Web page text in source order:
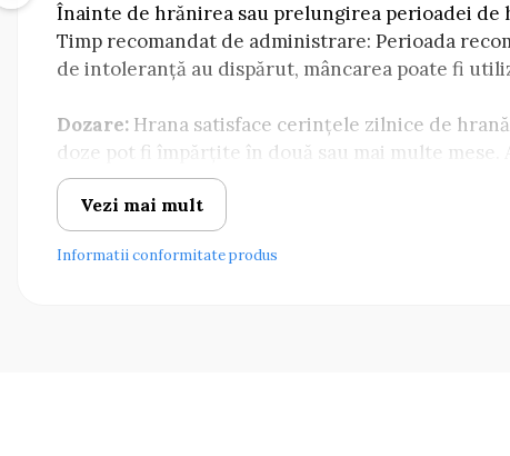
Înainte de hrănirea sau prelungirea perioadei
Timp recomandat de administrare: Perioada
de intoleranță au dispărut, mâncarea poate fi
Dozare: Hrana satisface cerințele zilnice de
doze pot fi împărțite în două sau mai multe
Hipoalergenic dog Insect, 14 kg: Cu mâncarea
Pentru a începe, amestecați noua dietă în
când Hrana este complet schimbată.
Compoziție:insecte uscate; Cartofi uscați;
Vezi mai mult
Informatii conformitate produs